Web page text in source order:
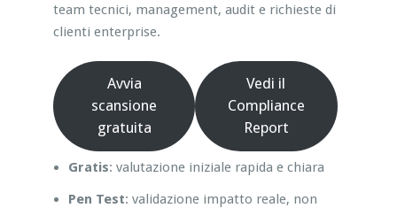
team tecnici, management, audit e richieste di
clienti enterprise.
Avvia
scansione
gratuita
Vedi il
Compliance
Report
Gratis: valutazione iniziale rapida e chiara
Pen Test: validazione impatto reale, non